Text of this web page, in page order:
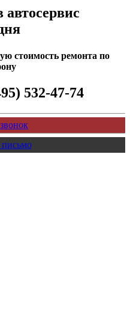
стоимость ремонта по
532-47-74